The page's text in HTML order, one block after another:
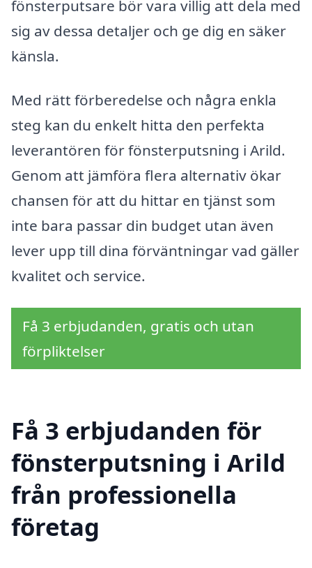
fönsterputsare bör vara villig att dela med
sig av dessa detaljer och ge dig en säker
känsla.
Med rätt förberedelse och några enkla
steg kan du enkelt hitta den perfekta
leverantören för fönsterputsning i Arild.
Genom att jämföra flera alternativ ökar
chansen för att du hittar en tjänst som
inte bara passar din budget utan även
lever upp till dina förväntningar vad gäller
kvalitet och service.
Få 3 erbjudanden, gratis och utan
förpliktelser
Få 3 erbjudanden för
fönsterputsning i Arild
från professionella
företag